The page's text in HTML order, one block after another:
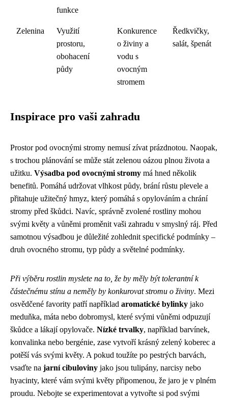
funkce
Zelenina
Využití
prostoru,
obohacení
půdy
Konkurence
o živiny a
vodu s
ovocným
stromem
Ředkvičky,
salát, špenát
Inspirace pro vaši zahradu
Prostor pod ovocnými stromy nemusí zívat prázdnotou. Naopak,
s trochou plánování se může stát zelenou oázou plnou života a
užitku. Výsadba pod ovocnými stromy má hned několik
benefitů. Pomáhá udržovat vlhkost půdy, brání růstu plevele a
přitahuje užitečný hmyz, který pomáhá s opylováním a chrání
stromy před škůdci. Navíc, správně zvolené rostliny mohou
svými květy a vůněmi proměnit vaši zahradu v smyslný ráj. Před
samotnou výsadbou je důležité zohlednit specifické podmínky –
druh ovocného stromu, typ půdy a světelné podmínky.
Při výběru rostlin myslete na to, že by měly být tolerantní k
částečnému stínu a neměly by konkurovat stromu o živiny. Mezi
osvědčené favority patří například aromatické bylinky jako
meduňka, máta nebo dobromysl, které svými vůněmi odpuzují
škůdce a lákají opylovače. Nízké trvalky, například barvínek,
konvalinka nebo bergénie, zase vytvoří krásný zelený koberec a
potěší vás svými květy. A pokud toužíte po pestrých barvách,
vsaďte na jarní cibuloviny jako jsou tulipány, narcisy nebo
hyacinty, které vám svými květy připomenou, že jaro je v plném
proudu. Nebojte se experimentovat a vytvořte si pod svými